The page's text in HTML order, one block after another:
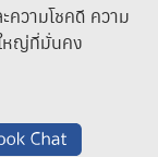
วามโชคดี ความ
หญ่ที่มั่นคง